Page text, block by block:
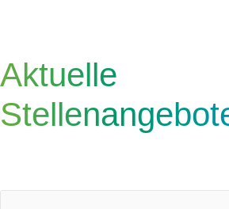
Aktuelle